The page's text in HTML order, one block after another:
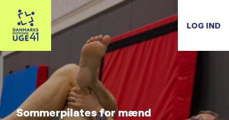
LOG IND
Sommerpilates for mænd